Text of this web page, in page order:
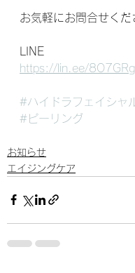
お気軽にお問合せく
LINE
https://lin.ee/8O7GRgJ
#ハイドラフェイシャ
#ピーリング
お知らせ
エイジングケア